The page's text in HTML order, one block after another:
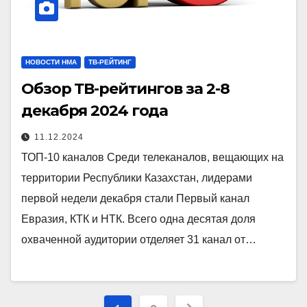
НОВОСТИ НМА ТВ-РЕЙТИНГ
Обзор ТВ-рейтингов за 2-8
декабря 2024 года
11.12.2024
ТОП-10 каналов Среди телеканалов, вещающих на
территории Республики Казахстан, лидерами
первой недели декабря стали Первый канал
Евразия, КТК и НТК. Всего одна десятая доля
охваченной аудитории отделяет 31 канал от…